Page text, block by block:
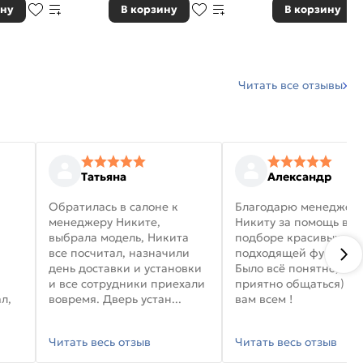
В корзину В корзину
Читать все отзывы
Татьяна
Обратилась в салоне к
менеджеру Никите,
выбрала модель, Никита
все посчитал, назначили
день доставки и установки
и все сотрудники приехали
вовремя. Дверь устан...
Читать весь отзыв
Александр
Благодарю
Никиту за помощь в
подборе красивых
подходящей
Было всё понятно, и
приятно общаться)
вам всем !
Читать весь отзыв